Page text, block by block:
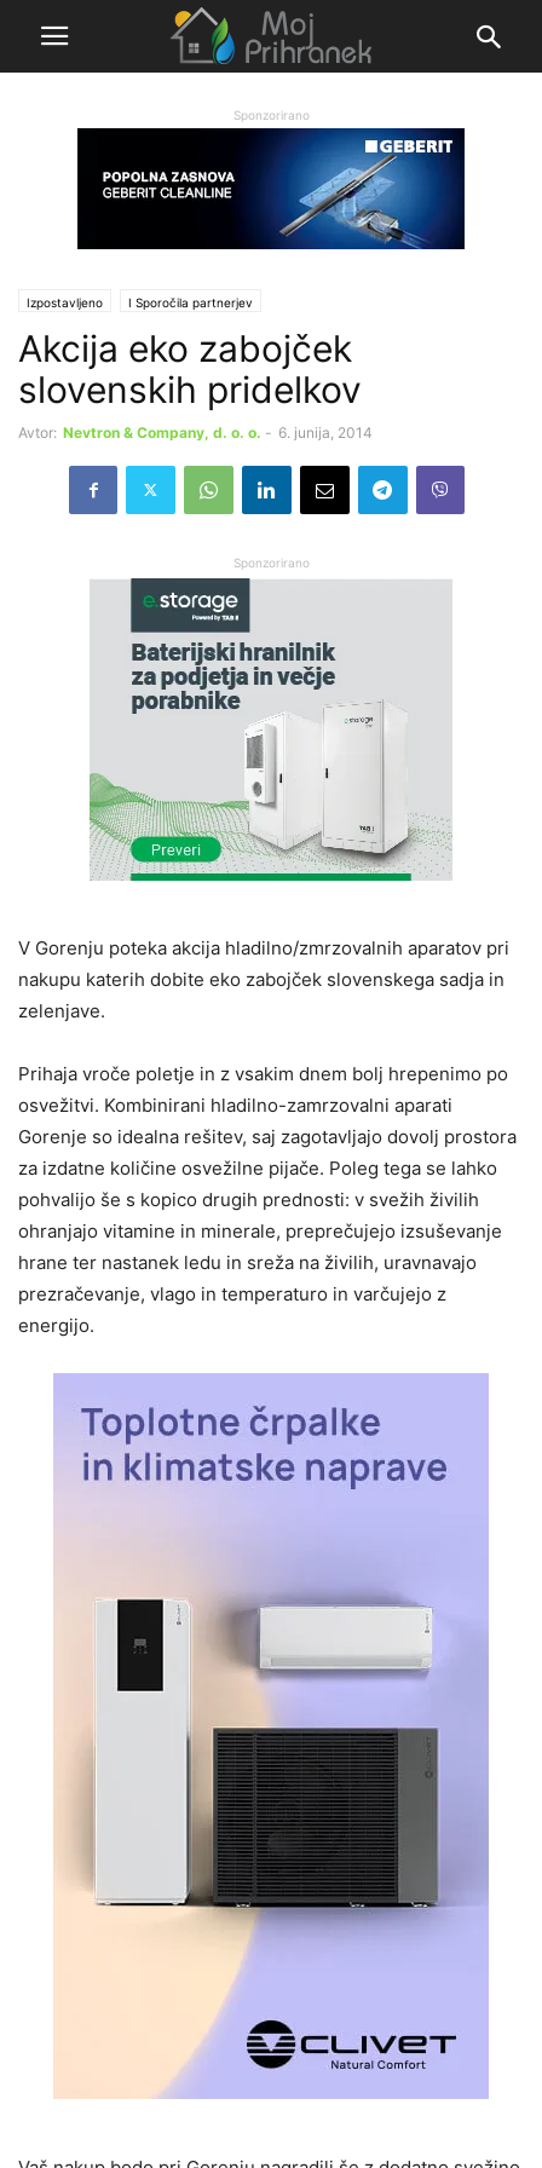
Sponzorirano
Izpostavljeno Ι Sporočila partnerjev
Akcija eko zabojček
slovenskih pridelkov
Avtor: Nevtron & Company, d. o. o. - 6. junija, 2014
Sponzorirano
V Gorenju poteka akcija hladilno/zmrzovalnih aparatov pri
nakupu katerih dobite eko zabojček slovenskega sadja in
zelenjave.
Prihaja vroče poletje in z vsakim dnem bolj hrepenimo po
osvežitvi. Kombinirani hladilno-zamrzovalni aparati
Gorenje so idealna rešitev, saj zagotavljajo dovolj prostora
za izdatne količine osvežilne pijače. Poleg tega se lahko
pohvalijo še s kopico drugih prednosti: v svežih živilih
ohranjajo vitamine in minerale, preprečujejo izsuševanje
hrane ter nastanek ledu in sreža na živilih, uravnavajo
prezračevanje, vlago in temperaturo in varčujejo z
energijo.